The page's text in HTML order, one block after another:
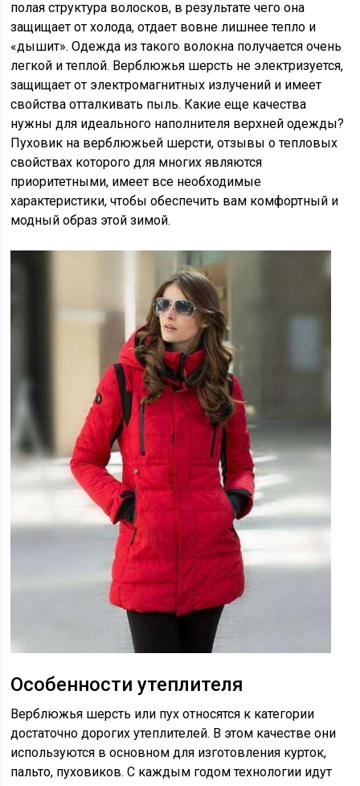
полая структура волосков, в результате чего она
защищает от холода, отдает вовне лишнее тепло и
«дышит». Одежда из такого волокна получается очень
легкой и теплой. Верблюжья шерсть не электризуется,
защищает от электромагнитных излучений и имеет
свойства отталкивать пыль. Какие еще качества
нужны для идеального наполнителя верхней одежды?
Пуховик на верблюжьей шерсти, отзывы о тепловых
свойствах которого для многих являются
приоритетными, имеет все необходимые
характеристики, чтобы обеспечить вам комфортный и
модный образ этой зимой.
Особенности утеплителя
Верблюжья шерсть или пух относятся к категории
достаточно дорогих утеплителей. В этом качестве они
используются в основном для изготовления курток,
пальто, пуховиков. С каждым годом технологии идут